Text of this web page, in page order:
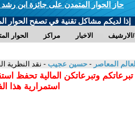
حاز الحوار المتمدن على جائزة ابن رشد
إذا لديكم مشاكل تقنية في تصفح الحوار
الحوار مراكز الاخبار
المعاصر - حسين عجيب - نقد
تبرعاتكم وتبرعاتكن المالية تحفظ
استمرارية هذا